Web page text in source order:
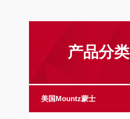
产品分类
美国Mountz蒙士